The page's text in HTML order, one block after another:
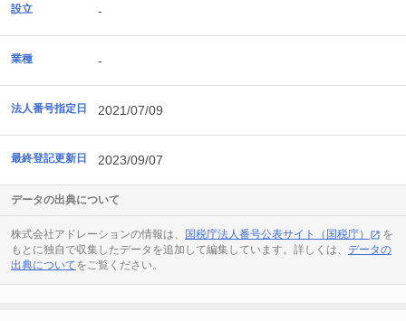
設立 -
業種 -
法人番号指定日 2021/07/09
最終登記更新日 2023/09/07
データの出典について
株式会社アドレーションの情報は、 国税庁法人番号公表サイト（国税庁）
を
もとに独自で収集したデータを追加して編集しています。詳しくは、 データの
出典についてをご覧ください。